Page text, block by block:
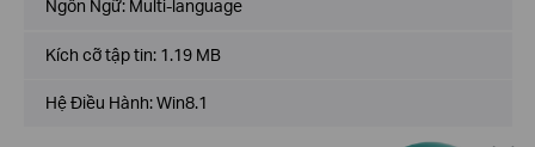
Ngôn Ngữ: Multi-language
Kích cỡ tập tin: 1.19 MB
Hệ Điều Hành: Win8.1